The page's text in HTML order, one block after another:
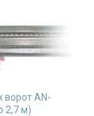
ворот AN-
2,7 м)